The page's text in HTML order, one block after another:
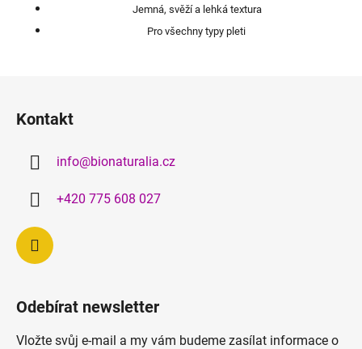
Jemná, svěží a lehká textura
Pro všechny typy pleti
Kontakt
info@bionaturalia.cz
+420 775 608 027
Odebírat newsletter
Vložte svůj e-mail a my vám budeme zasílat informace o